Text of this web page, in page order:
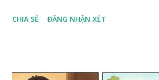
CHIA SẺ ĐĂNG NHẬN XÉT